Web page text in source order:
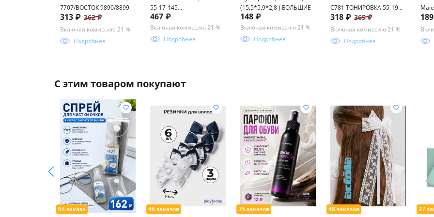
7707/ВОСТОК 9890/8899
313 ₽ 362 ₽
Включая комиссию 21 %
Подробнее
55-17-145
(фотохром+блюблокер)
467 ₽
Включая комиссию 21 %
Подробнее
(15,5*5,9*2,8 ) БОЛЬШИЕ
148 ₽
Включая комиссию 21 %
Подробнее
C781 ТОНИРОВКА 55-19-
145
318 ₽ 365 ₽
Включая комиссию 21 %
Подробнее
С этим товаром покупают